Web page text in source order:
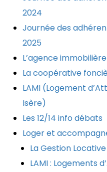
2024
Journée des
2025
L’agence
La coopérative
LAMI (Logement
Isère)
Les 12/14 info débats
Loger et
La Gestion
LAMI : Logements